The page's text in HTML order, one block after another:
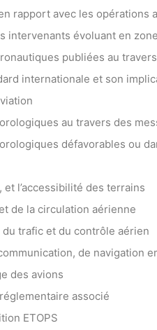
rapport avec les opérations
intervenants évoluant en
publiées au
internationale et son
au travers des
défavorables ou
et l’accessibilité des terrains
de la circulation aérienne
du trafic et du contrôle aérien
de navigation
des avions
associé
ETOPS